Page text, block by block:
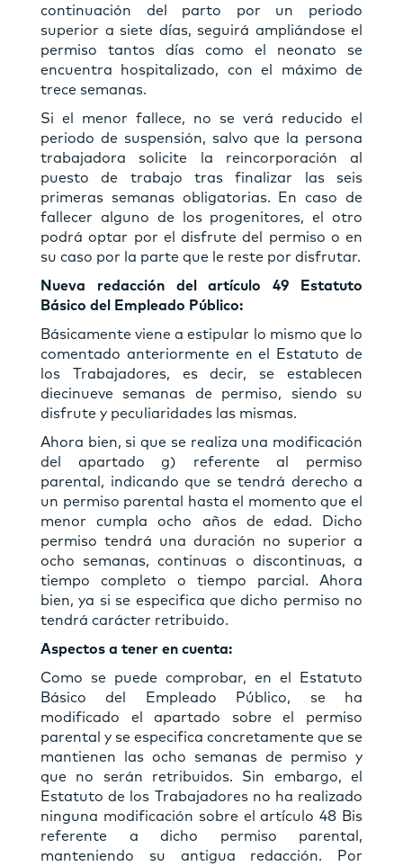
continuación del parto por un periodo
superior a siete días, seguirá ampliándose el
permiso tantos días como el neonato se
encuentra hospitalizado, con el máximo de
trece semanas.
Si el menor fallece, no se verá reducido el
periodo de suspensión, salvo que la persona
trabajadora solicite la reincorporación al
puesto de trabajo tras finalizar las seis
primeras semanas obligatorias. En caso de
fallecer alguno de los progenitores, el otro
podrá optar por el disfrute del permiso o en
su caso por la parte que le reste por disfrutar.
Nueva redacción del artículo 49 Estatuto
Básico del Empleado Público:
Básicamente viene a estipular lo mismo que lo
comentado anteriormente en el Estatuto de
los Trabajadores, es decir, se establecen
diecinueve semanas de permiso, siendo su
disfrute y peculiaridades las mismas.
Ahora bien, si que se realiza una modificación
del apartado g) referente al permiso
parental, indicando que se tendrá derecho a
un permiso parental hasta el momento que el
menor cumpla ocho años de edad. Dicho
permiso tendrá una duración no superior a
ocho semanas, continuas o discontinuas, a
tiempo completo o tiempo parcial. Ahora
bien, ya si se especifica que dicho permiso no
tendrá carácter retribuido.
Aspectos a tener en cuenta:
Como se puede comprobar, en el Estatuto
Básico del Empleado Público, se ha
modificado el apartado sobre el permiso
parental y se especifica concretamente que se
mantienen las ocho semanas de permiso y
que no serán retribuidos. Sin embargo, el
Estatuto de los Trabajadores no ha realizado
ninguna modificación sobre el artículo 48 Bis
referente a dicho permiso parental,
manteniendo su antigua redacción. Por